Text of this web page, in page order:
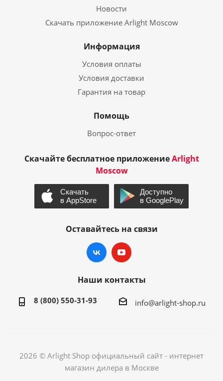
Новости
Скачать приложение Arlight Moscow
Информация
Условия оплаты
Условия доставки
Гарантия на товар
Помощь
Вопрос-ответ
Скачайте бесплатное приложениеArlight
Moscow
Оставайтесь на связи
Наши контакты
8 (800) 550-31-93 info@arlight-shop.ru
2026 © Arlight Shop официальный сайт - интернет
магазин дилера в Москве